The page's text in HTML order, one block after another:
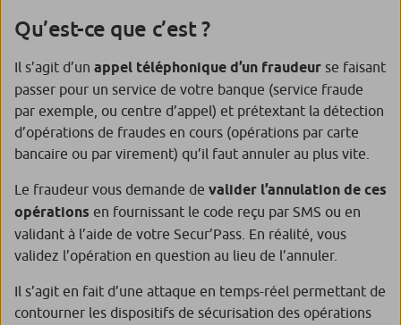
Qu’est-ce que c’est ?
Il s’agit d’un appel téléphonique d’un fraudeur se faisant
passer pour un service de votre banque (service fraude
par exemple, ou centre d’appel) et prétextant la détection
d’opérations de fraudes en cours (opérations par carte
bancaire ou par virement) qu’il faut annuler au plus vite.
Le fraudeur vous demande de valider l’annulation de ces
opérations en fournissant le code reçu par SMS ou en
validant à l’aide de votre Secur’Pass. En réalité, vous
validez l’opération en question au lieu de l’annuler.
Il s’agit en fait d’une attaque en temps-réel permettant de
contourner les dispositifs de sécurisation des opérations